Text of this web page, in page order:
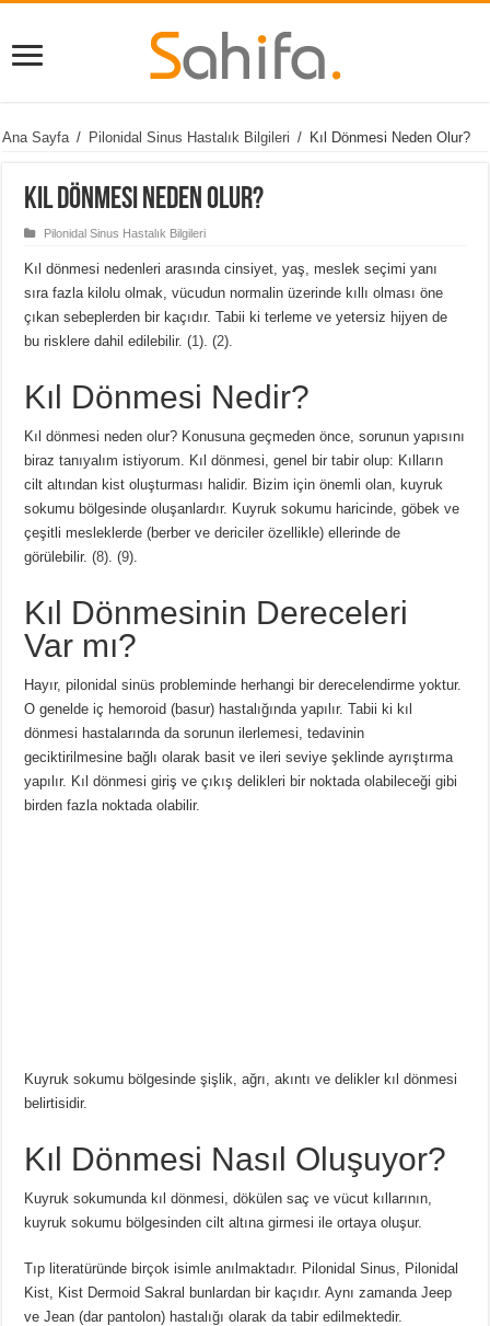
Ana Sayfa / Pilonidal Sinus Hastalık Bilgileri / Kıl Dönmesi Neden Olur?
Kıl Dönmesi Neden Olur?
Pilonidal Sinus Hastalık Bilgileri
Kıl dönmesi nedenleri arasında cinsiyet, yaş, meslek seçimi yanı
sıra fazla kilolu olmak, vücudun normalin üzerinde kıllı olması öne
çıkan sebeplerden bir kaçıdır. Tabii ki terleme ve yetersiz hijyen de
bu risklere dahil edilebilir. (1). (2).
Kıl Dönmesi Nedir?
Kıl dönmesi neden olur? Konusuna geçmeden önce, sorunun yapısını
biraz tanıyalım istiyorum. Kıl dönmesi, genel bir tabir olup: Kılların
cilt altından kist oluşturması halidir. Bizim için önemli olan, kuyruk
sokumu bölgesinde oluşanlardır. Kuyruk sokumu haricinde, göbek ve
çeşitli mesleklerde (berber ve dericiler özellikle) ellerinde de
görülebilir. (8). (9).
Kıl Dönmesinin Dereceleri
Var mı?
Hayır, pilonidal sinüs probleminde herhangi bir derecelendirme yoktur.
O genelde iç hemoroid (basur) hastalığında yapılır. Tabii ki kıl
dönmesi hastalarında da sorunun ilerlemesi, tedavinin
geciktirilmesine bağlı olarak basit ve ileri seviye şeklinde ayrıştırma
yapılır. Kıl dönmesi giriş ve çıkış delikleri bir noktada olabileceği gibi
birden fazla noktada olabilir.
Kuyruk sokumu bölgesinde şişlik, ağrı, akıntı ve delikler kıl dönmesi
belirtisidir.
Kıl Dönmesi Nasıl Oluşuyor?
Kuyruk sokumunda kıl dönmesi, dökülen saç ve vücut kıllarının,
kuyruk sokumu bölgesinden cilt altına girmesi ile ortaya oluşur.
Tıp literatüründe birçok isimle anılmaktadır. Pilonidal Sinus, Pilonidal
Kist, Kist Dermoid Sakral bunlardan bir kaçıdır. Aynı zamanda Jeep
ve Jean (dar pantolon) hastalığı olarak da tabir edilmektedir.